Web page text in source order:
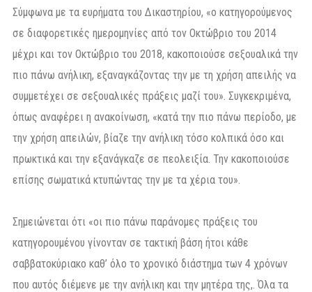
Σύμφωνα με τα ευρήματα του Δικαστηρίου, «ο κατηγορούμενος
σε διαφορετικές ημερομηνίες από τον Οκτώβριο του 2014
μέχρι και τον Οκτώβριο του 2018, κακοποιούσε σεξουαλικά την
πιο πάνω ανήλικη, εξαναγκάζοντας την με τη χρήση απειλής να
συμμετέχει σε σεξουαλικές πράξεις μαζί του». Συγκεκριμένα,
όπως αναφέρει η ανακοίνωση, «κατά την πιο πάνω περίοδο, με
την χρήση απειλών, βίαζε την ανήλικη τόσο κολπικά όσο και
πρωκτικά και την εξανάγκαζε σε πεολειξία. Την κακοποιούσε
επίσης σωματικά κτυπώντας την με τα χέρια του».
Σημειώνεται ότι «οι πιο πάνω παράνομες πράξεις του
κατηγορουμένου γίνονταν σε τακτική βάση ήτοι κάθε
σαββατοκύριακο καθ’ όλο το χρονικό διάστημα των 4 χρόνων
που αυτός διέμενε με την ανήλικη και την μητέρα της,. Όλα τα